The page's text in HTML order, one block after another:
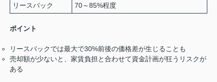
リースバック
70～85%程度
ポイント
リースバックでは最大で30%前後の価格差が生じることも
売却額が少ないと、家賃負担と合わせて資金計画が狂うリスクが
ある